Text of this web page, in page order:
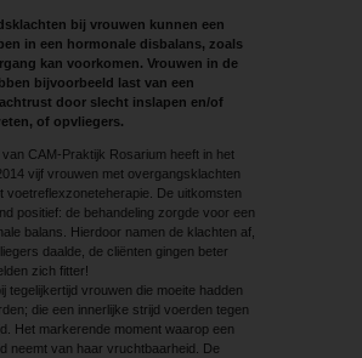
bij vrouwen kunnen een
in een hormonale disbalans, zoals
kan voorkomen. Vrouwen in de
bijvoorbeeld last van een
door slecht inslapen en/of
of opvliegers.
CAM-Praktijk Rosarium heeft in het
vijf vrouwen met overgangsklachten
voetreflexzoneteherapie. De uitkomsten
positief: de behandeling zorgde voor een
balans. Hierdoor namen de klachten af,
daalde, de cliënten gingen beter
zich fitter!
tegelijkertijd vrouwen die moeite hadden
die een innerlijke strijd voerden tegen
Het markerende moment waarop een
neemt van haar vruchtbaarheid. De